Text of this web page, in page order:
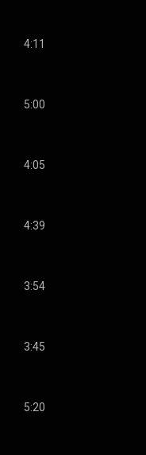
4:11
5:00
4:05
4:39
3:54
3:45
5:20